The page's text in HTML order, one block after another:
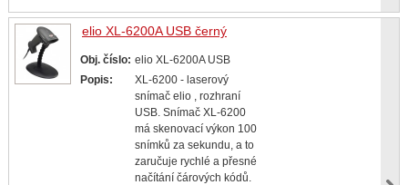
elio XL-6200A USB černý
Obj. číslo: elio XL-6200A USB
Popis:
XL-6200 - laserový
snímač elio , rozhraní
USB. Snímač XL-6200
má skenovací výkon 100
snímků za sekundu, a to
zaručuje rychlé a přesné
načítání čárových kódů.